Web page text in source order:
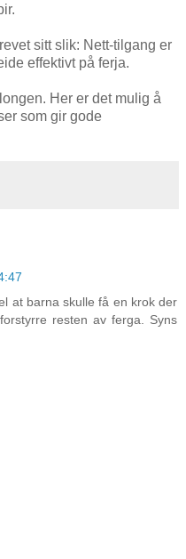
sitt slik: Nett-tilgang er
effektivt på ferja.
Her er det mulig å
som gir gode
at barna skulle få en krok der
resten av ferga. Syns